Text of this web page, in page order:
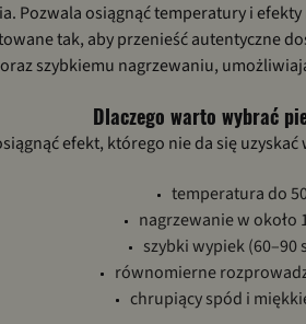
Pozwala osiągnąć temperatury i
tak, aby przenieść
szybkiemu nagrzewaniu,
Dlaczego warto wybrać
efekt, którego nie da się
temperatura do
nagrzewanie w około
szybki wypiek (60–90
równomierne
chrupiący spód i